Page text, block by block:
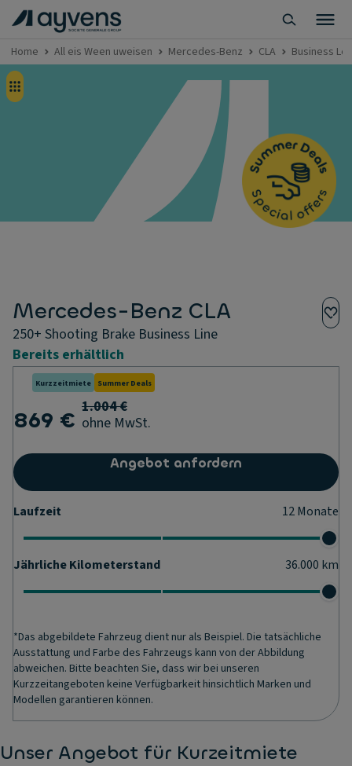
Home All eis Ween uweisen Mercedes-Benz CLA Business
Mercedes-Benz CLA
250+ Shooting Brake Business Line
Bereits erhältlich
Kurzzeitmiete Summer Deals
869 € 1.004 €
ohne MwSt.
Angebot anfordern
Laufzeit 12Monate
Jährliche Kilometerstand 36.000 km
*Das abgebildete Fahrzeug dient nur als Beispiel. Die tatsächliche
Ausstattung und Farbe des Fahrzeugs kann von der Abbildung
abweichen. Bitte beachten Sie, dass wir bei unseren
Kurzzeitangeboten keine Verfügbarkeit hinsichtlich Marken und
Modellen garantieren können.
Unser Angebot für Kurzeitmiete